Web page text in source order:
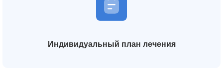
Индивидуальный план лечения